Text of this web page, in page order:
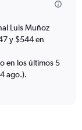
Luis Muñoz
y $544 en
en los últimos 5
ago.).